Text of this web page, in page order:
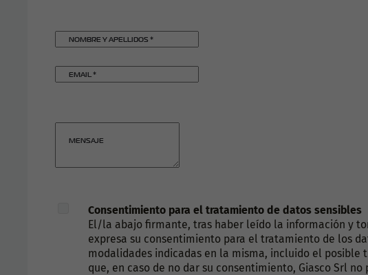
NOMBRE Y APELLIDOS *
EMAIL *
MENSAJE
Consentimiento para el tratamiento de datos sensibles
El/la abajo firmante, tras haber leído la información y
expresa su consentimiento para el tratamiento de los
modalidades indicadas en la misma, incluido el posible
que, en caso de no dar su consentimiento, Giasco Srl